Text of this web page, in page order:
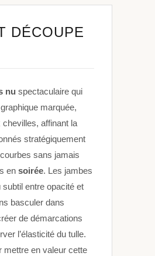
DÉCOUPE
nu spectaculaire qui
marquée,
chevilles, affinant la
stratégiquement
sans jamais
en soirée. Les jambes
entre opacité et
basculer dans
de démarcations
l’élasticité du tulle.
mettre en valeur cette